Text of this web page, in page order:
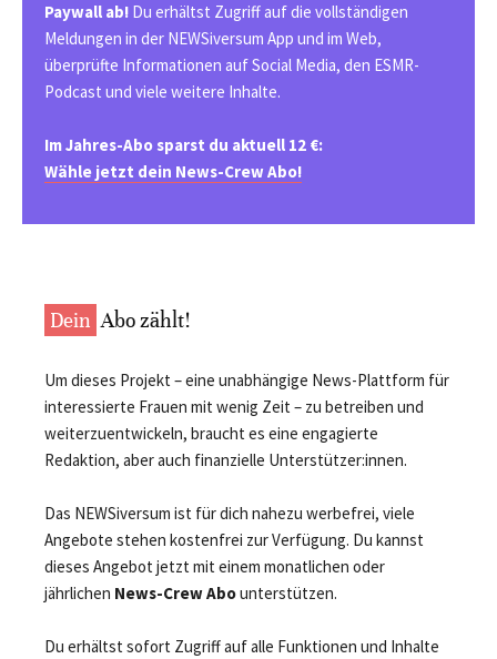
Paywall ab! Du erhältst Zugriff auf die vollständigen
Meldungen in der NEWSiversum App und im Web,
überprüfte Informationen auf Social Media, den ESMR-
Podcast und viele weitere Inhalte.
Im Jahres-Abo sparst du aktuell 12 €:
Wähle jetzt dein News-Crew Abo!
Dein Abo zählt!
Um dieses Projekt – eine unabhängige News-Plattform für
interessierte Frauen mit wenig Zeit – zu betreiben und
weiterzuentwickeln, braucht es eine engagierte
Redaktion, aber auch finanzielle Unterstützer:innen.
Das NEWSiversum ist für dich nahezu werbefrei, viele
Angebote stehen kostenfrei zur Verfügung. Du kannst
dieses Angebot jetzt mit einem monatlichen oder
jährlichen News-Crew Abounterstützen.
Du erhältst sofort Zugriff auf alle Funktionen und Inhalte